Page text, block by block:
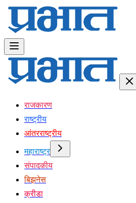
राजकारण
राष्ट्रीय
आंतरराष्ट्रीय
महाराष्ट्र
संपादकीय
बिझनेस
क्रीडा